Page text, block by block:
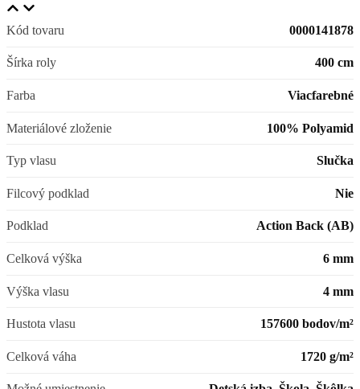
Kód tovaru 0000141878
Šírka roly 400 cm
Farba Viacfarebné
Materiálové zloženie 100% Polyamid
Typ vlasu Slučka
Filcový podklad Nie
Podklad Action Back (AB)
Celková výška 6 mm
Výška vlasu 4 mm
Hustota vlasu 157600 bodov/m²
Celková váha 1720 g/m²